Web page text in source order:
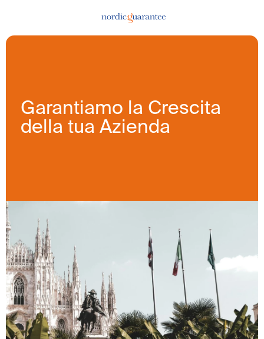
Garantiamo la Crescita
della tua Azienda